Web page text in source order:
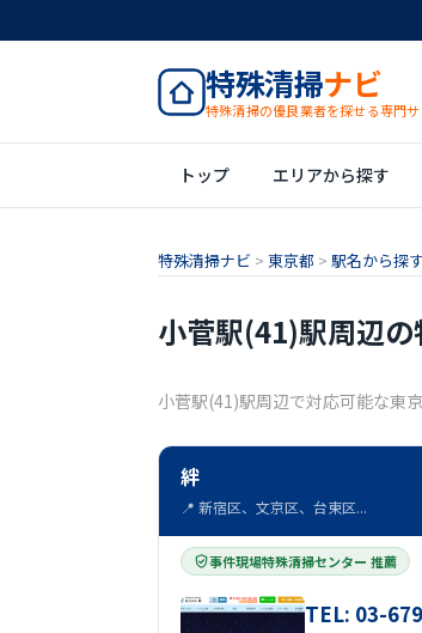
特殊清掃ナビ
特殊清掃の優良業者を探せる専門
トップ エリアから探す
特殊清掃ナビ > 東京都 > 駅名から探す
小菅駅(41)駅周辺
小菅駅(41)駅周辺で対応可能な東
絆
📍 新宿区、文京区、台東区...
事件現場特殊清掃センター 推薦
TEL: 03-